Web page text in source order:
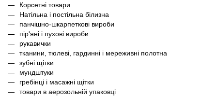
Корсетні товари
Натільна і постільна білизна
панчішно-шкарпеткові вироби
пір'яні і пухові вироби
рукавички
тканини, тюлеві, гардинні і мереживні полотна
зубні щітки
мундштуки
гребінці і масажні щітки
товари в аерозольній упаковці